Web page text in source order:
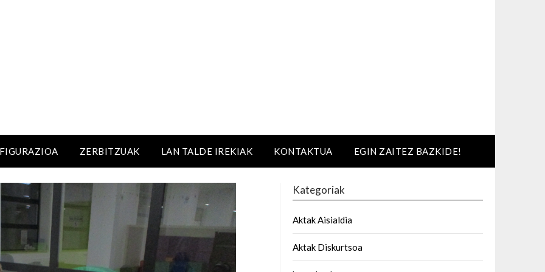
ZERBITZUAK LAN TALDE IREKIAK KONTAKTUA EGIN ZAITEZ BAZKIDE!
Kategoriak
Aktak Aisialdia
Aktak Diskurtsoa